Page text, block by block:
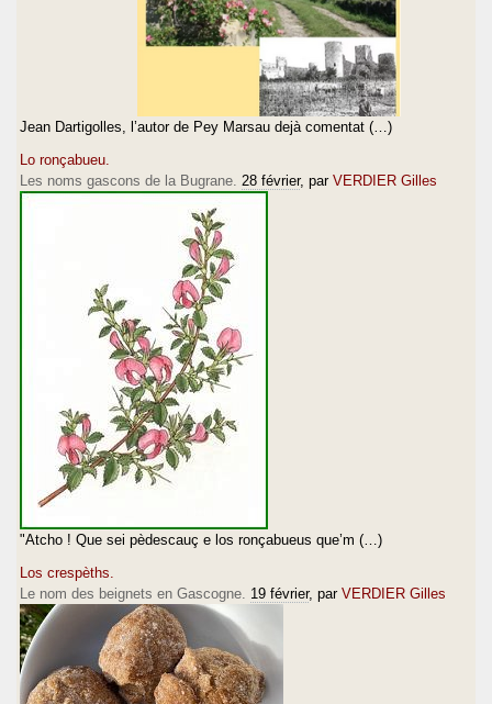
Jean Dartigolles, l’autor de Pey Marsau dejà comentat (…)
Lo ronçabueu.
Les noms gascons de la Bugrane. 28 février, par VERDIER Gilles
"Atcho ! Que sei pèdescauç e los ronçabueus que’m (…)
Los crespèths.
Le nom des beignets en Gascogne. 19 février, par VERDIER Gilles